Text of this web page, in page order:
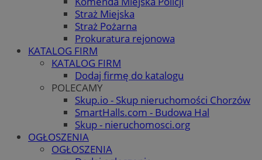
Straż Miejska
Straż Pożarna
Prokuratura rejonowa
KATALOG FIRM
KATALOG FIRM
Dodaj firmę do katalogu
POLECAMY
Skup.io - Skup nieruchomości Chorzów
SmartHalls.com - Budowa Hal
Skup - nieruchomosci.org
OGŁOSZENIA
OGŁOSZENIA